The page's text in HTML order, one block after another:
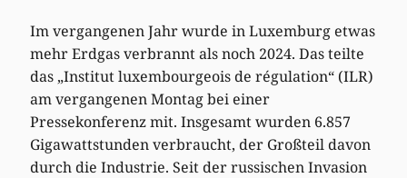
Im vergangenen Jahr wurde in Luxemburg etwas
mehr Erdgas verbrannt als noch 2024. Das teilte
das „Institut luxembourgeois de régulation“ (ILR)
am vergangenen Montag bei einer
Pressekonferenz mit. Insgesamt wurden 6.857
Gigawattstunden verbraucht, der Großteil davon
durch die Industrie. Seit der russischen Invasion